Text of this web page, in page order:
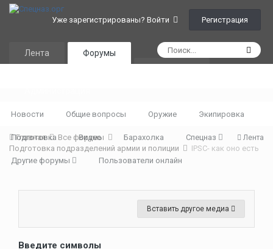
Уже зарегистрированы? Войти Регистрация
Лента Форумы
Новости Общие вопросы Оружие Экипировка
Подготовка Видео Барахолка Спецназ
Другие форумы Пользователи онлайн
Лента
Главная
Все форумы
Подготовка подразделений армии и полиции
IPSC- как оно есть
Вставить другое медиа
Введите символы